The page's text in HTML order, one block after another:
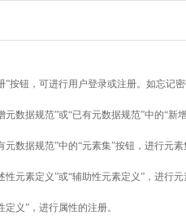
”按钮，可进行用户登录或注册。如忘记
元数据规范”或“已有元数据规范”中的“新
元数据规范”中的“元素集”按钮，进行元素
性元素定义”或“辅助性元素定义”，进行元
义”，进行属性的注册。